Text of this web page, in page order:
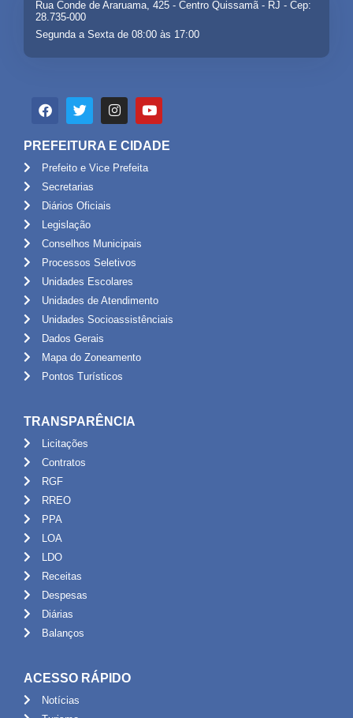
Rua Conde de Araruama, 425 - Centro Quissamã - RJ - Cep:
28.735-000
Segunda a Sexta de 08:00 às 17:00
PREFEITURA E CIDADE
Prefeito e Vice Prefeita
Secretarias
Diários Oficiais
Legislação
Conselhos Municipais
Processos Seletivos
Unidades Escolares
Unidades de Atendimento
Unidades Socioassistênciais
Dados Gerais
Mapa do Zoneamento
Pontos Turísticos
TRANSPARÊNCIA
Licitações
Contratos
RGF
RREO
PPA
LOA
LDO
Receitas
Despesas
Diárias
Balanços
ACESSO RÁPIDO
Notícias